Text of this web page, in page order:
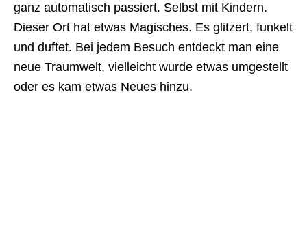
ganz automatisch passiert. Selbst mit Kindern.
Dieser Ort hat etwas Magisches. Es glitzert, funkelt
und duftet. Bei jedem Besuch entdeckt man eine
neue Traumwelt, vielleicht wurde etwas umgestellt
oder es kam etwas Neues hinzu.